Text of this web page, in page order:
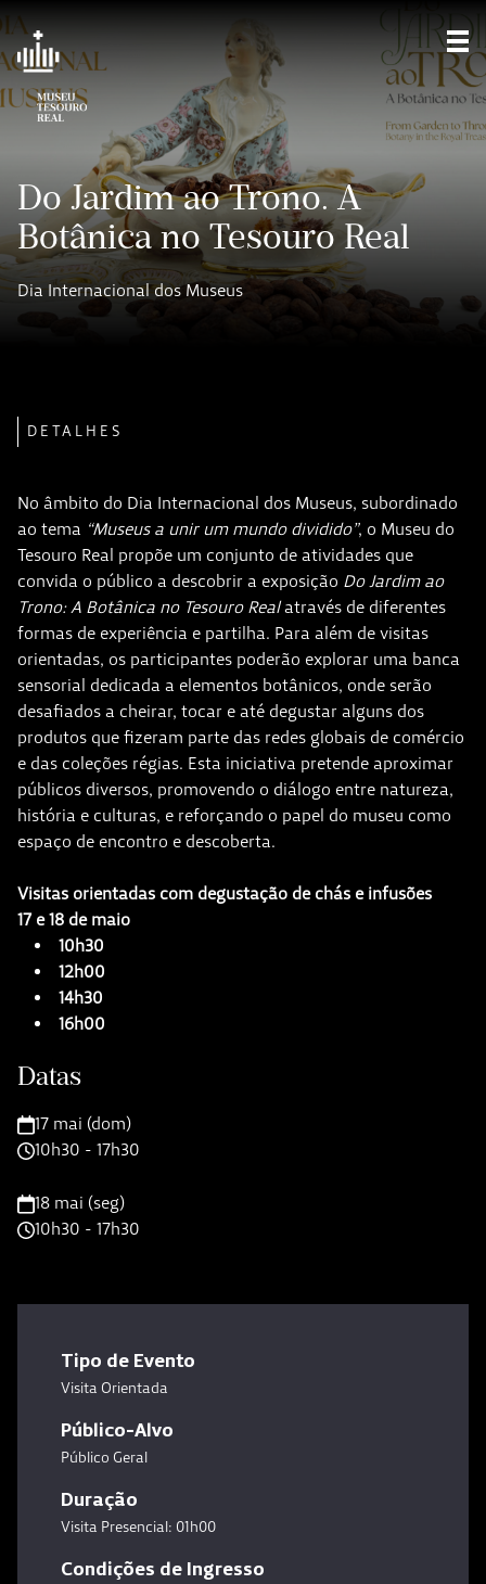
Do Jardim ao Trono. A
Botânica no Tesouro Real
Dia Internacional dos Museus
DETALHES
No âmbito do Dia Internacional dos Museus, subordinado
ao tema “Museus a unir um mundo dividido”, o Museu do
Tesouro Real propõe um conjunto de atividades que
convida o público a descobrir a exposição Do Jardim ao
Trono: A Botânica no Tesouro Realatravés de diferentes
formas de experiência e partilha. Para além de visitas
orientadas, os participantes poderão explorar uma banca
sensorial dedicada a elementos botânicos, onde serão
desafiados a cheirar, tocar e até degustar alguns dos
produtos que fizeram parte das redes globais de comércio
e das coleções régias. Esta iniciativa pretende aproximar
públicos diversos, promovendo o diálogo entre natureza,
história e culturas, e reforçando o papel do museu como
espaço de encontro e descoberta.
Visitas orientadas com degustação de chás e infusões
17 e 18 de maio
10h30
12h00
14h30
16h00
Datas
17 mai (dom)
10h30 - 17h30
18 mai (seg)
10h30 - 17h30
Tipo de Evento
Visita Orientada
Público-Alvo
Público Geral
Duração
Visita Presencial: 01h00
Condições de Ingresso